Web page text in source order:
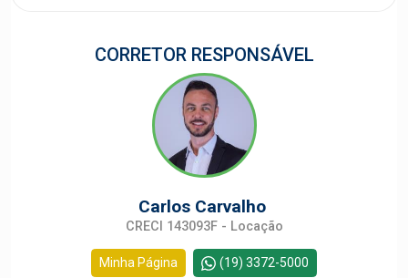
CORRETOR RESPONSÁVEL
Carlos Carvalho
CRECI 143093F - Locação
Minha Página (19) 3372-5000